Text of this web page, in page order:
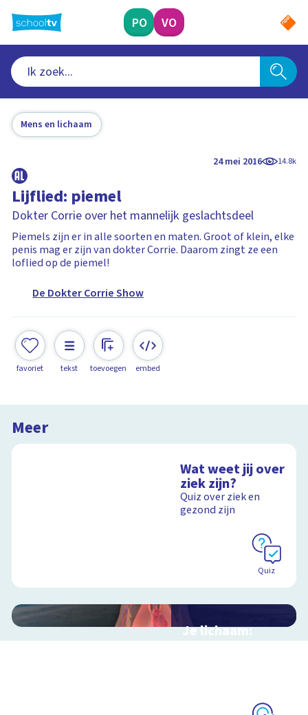
naar
hoofdinhoud
PO VO
Mens en lichaam
24 mei 2016 14.8k
Lijflied: piemel
Dokter Corrie over het mannelijk geslachtsdeel
Piemels zijn er in alle soorten en maten. Groot of klein, elke
penis mag er zijn van dokter Corrie. Daarom zingt ze een
loflied op de piemel!
De Dokter Corrie Show
favoriet tekst toevoegen embed
Meer
Wat weet jij over
ziek zijn?
Quiz over ziek en
gezond zijn
Quiz
Je lichaam:
organen